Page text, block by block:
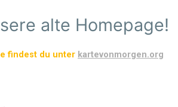
alte Homepage!
findest du unter kartevonmorgen.org